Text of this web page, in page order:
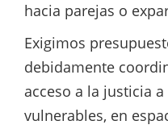
hacia parejas o
Exigimos
debidamente
acceso a la justicia
vulnerables, en